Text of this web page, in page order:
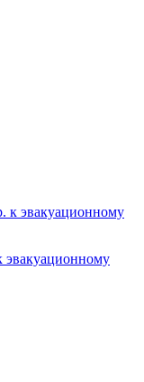
эвакуационному